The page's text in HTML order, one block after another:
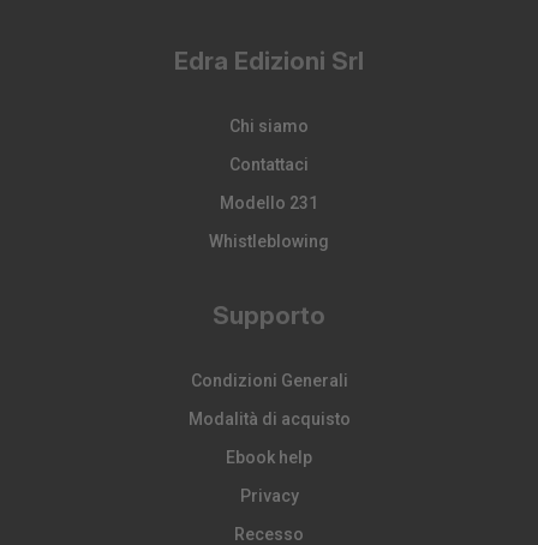
Edra Edizioni Srl
Chi siamo
Contattaci
Modello 231
Whistleblowing
Supporto
Condizioni Generali
Modalità di acquisto
Ebook help
Privacy
Recesso